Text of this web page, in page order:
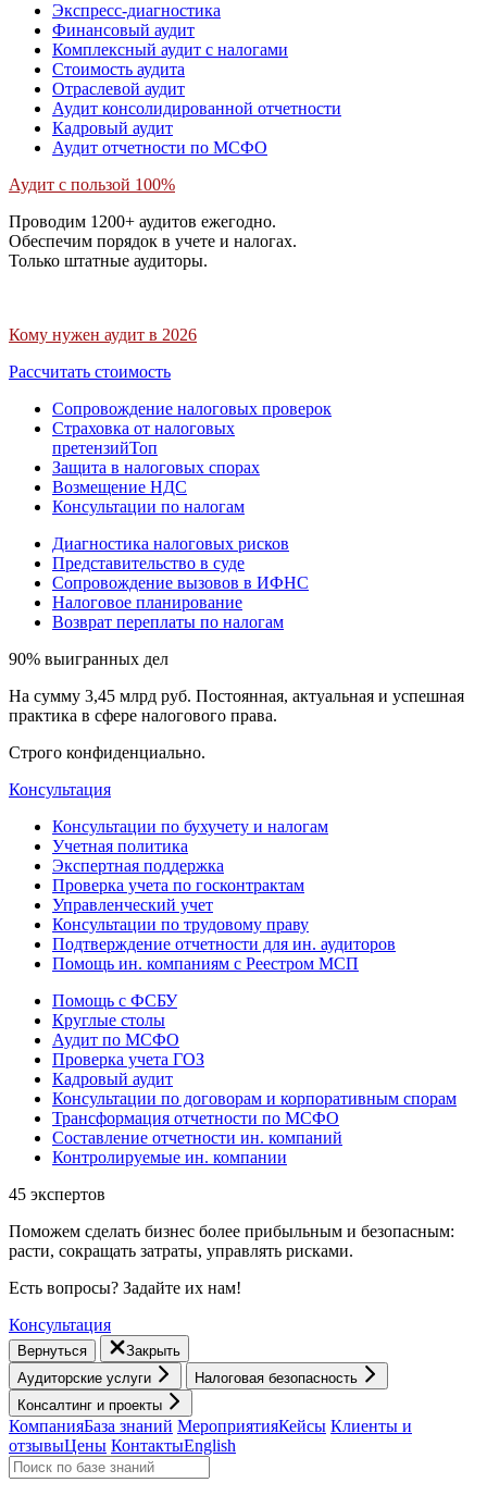
Экспресс-диагностика
Финансовый аудит
Комплексный аудит с налогами
Стоимость аудита
Отраслевой аудит
Аудит консолидированной отчетности
Кадровый аудит
Аудит отчетности по МСФО
Аудит с пользой 100%
Проводим 1200+ аудитов ежегодно.
Обеспечим порядок в учете и налогах.
Только штатные аудиторы.
Кому нужен аудит в 2026
Рассчитать стоимость
Сопровождение налоговых проверок
Страховка от налоговых
претензийТоп
Защита в налоговых спорах
Возмещение НДС
Консультации по налогам
Диагностика налоговых рисков
Представительство в суде
Сопровождение вызовов в ИФНС
Налоговое планирование
Возврат переплаты по налогам
90% выигранных дел
На сумму 3,45 млрд руб. Постоянная, актуальная и успешная
практика в сфере налогового права.
Строго конфиденциально.
Консультация
Консультации по бухучету и налогам
Учетная политика
Экспертная поддержка
Проверка учета по госконтрактам
Управленческий учет
Консультации по трудовому праву
Подтверждение отчетности для ин. аудиторов
Помощь ин. компаниям с Реестром МСП
Помощь с ФСБУ
Круглые столы
Аудит по МСФО
Проверка учета ГОЗ
Кадровый аудит
Консультации по договорам и корпоративным спорам
Трансформация отчетности по МСФО
Составление отчетности ин. компаний
Контролируемые ин. компании
45 экспертов
Поможем сделать бизнес более прибыльным и безопасным:
расти, cокращать затраты, управлять рисками.
Есть вопросы? Задайте их нам!
Консультация
Вернуться
Закрыть
Аудиторские услуги
Налоговая безопасность
Консалтинг и проекты
КомпанияБаза знаний МероприятияКейсы Клиенты и
отзывыЦены КонтактыEnglish